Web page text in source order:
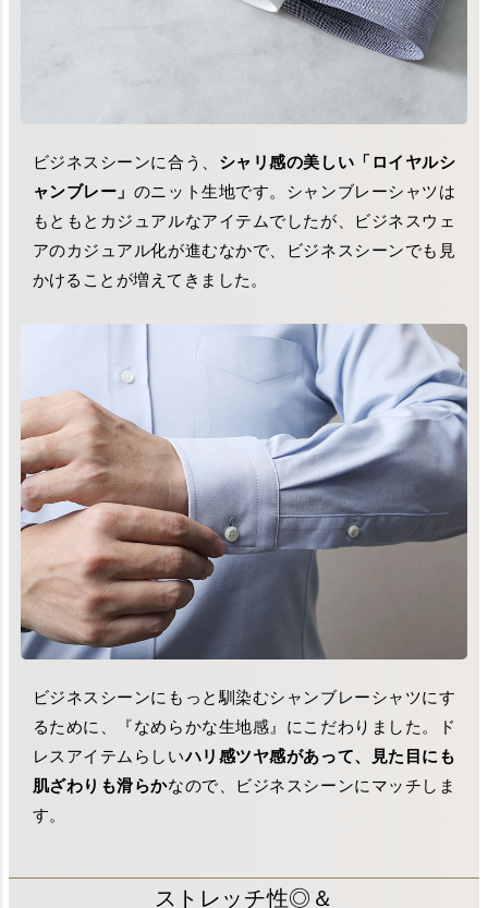
ビジネスシーンに合う、 シャリ感の美しい「ロイヤルシ
ャンブレー」 のニット生地です。シャンブレーシャツは
もともとカジュアルなアイテムでしたが、ビジネスウェ
アのカジュアル化が進むなかで、ビジネスシーンでも見
かけることが増えてきました。
ビジネスシーンにもっと馴染むシャンブレーシャツにす
るために、『なめらかな生地感』にこだわりました。ド
レスアイテムらしいハリ感ツヤ感があって、見た目にも
肌ざわりも滑らかなので、ビジネスシーンにマッチしま
す。
ストレッチ性◎＆